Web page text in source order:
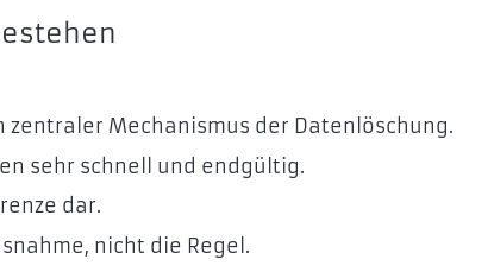
zentraler Mechanismus der Datenlöschung.
sehr schnell und endgültig.
dar.
nicht die Regel.